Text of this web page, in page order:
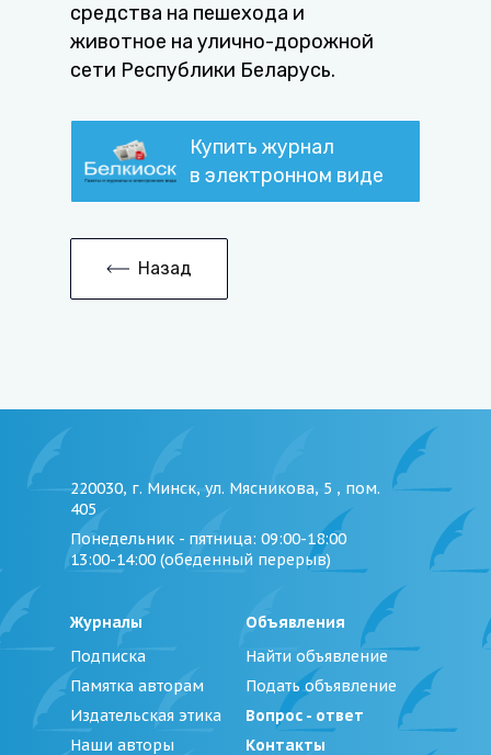
средства на пешехода и
животное на улично-дорожной
сети Республики Беларусь.
Купить журнал
в электронном виде
Назад
220030, г. Минск, ул. Мясникова, 5 , пом.
405
Понедельник - пятница: 09:00-18:00
13:00-14:00 (обеденный перерыв)
Журналы
Подписка
Памятка авторам
Издательская этика
Наши авторы
Объявления
Найти объявление
Подать объявление
Вопрос - ответ
Контакты